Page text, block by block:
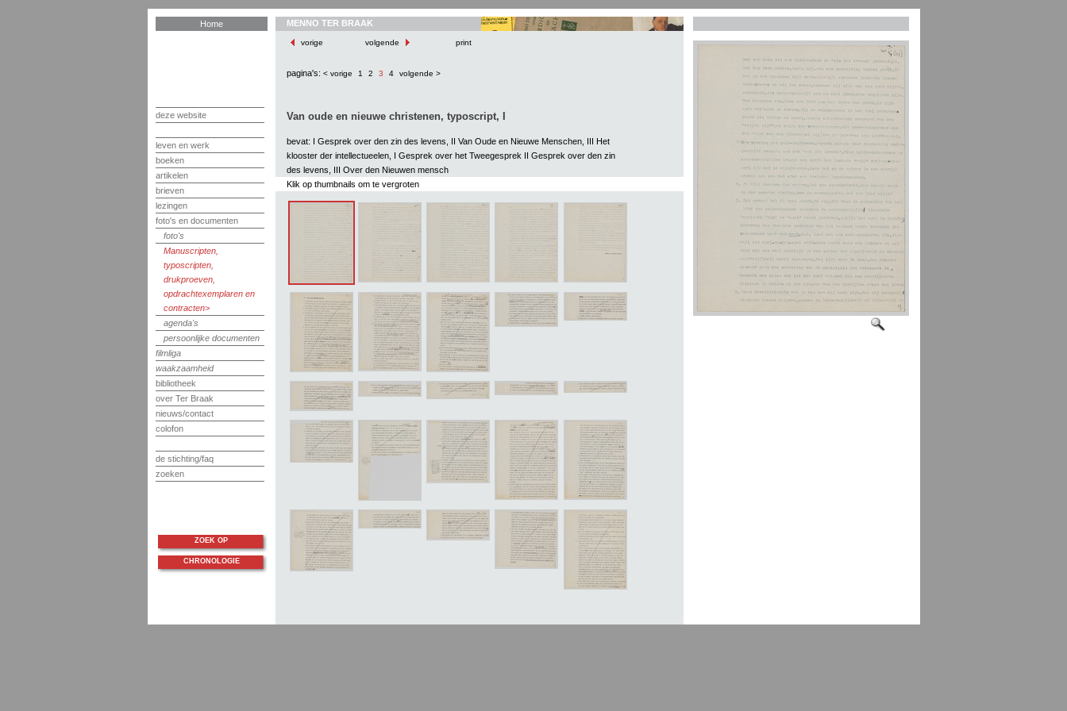
Home
deze website
leven en werk
boeken
artikelen
brieven
lezingen
foto's en documenten
foto's
Manuscripten,
typoscripten,
drukproeven,
opdrachtexemplaren en
contracten
agenda's
persoonlijke documenten
filmliga
waakzaamheid
bibliotheek
over Ter Braak
nieuws/contact
colofon
de stichting/faq
zoeken
MENNO TER BRAAK
vorige volgende print
pagina's: < vorige 1 2 3 4 volgende >
Van oude en nieuwe christenen, typoscript, I
bevat: I Gesprek over den zin des levens, II Van Oude en Nieuwe Menschen, III Het
klooster der intellectueelen, I Gesprek over het Tweegesprek II Gesprek over den zin
des levens, III Over den Nieuwen mensch
Klik op thumbnails om te vergroten
ZOEK OP
CHRONOLOGIE